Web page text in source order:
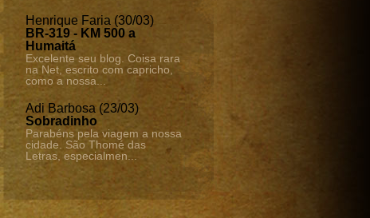
Henrique Faria (30/03)
BR-319 - KM 500 a
Humaitá
Excelente seu blog. Coisa rara
na Net, escrito com capricho,
como a nossa...
Adi Barbosa (23/03)
Sobradinho
Parabéns pela viagem a nossa
cidade. São Thomé das
Letras, especialmen...